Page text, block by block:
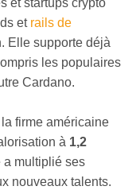
et rails de
Elle supporte déjà
les populaires
Cardano.
firme américaine
à 1,2
a multiplié ses
nouveaux talents.